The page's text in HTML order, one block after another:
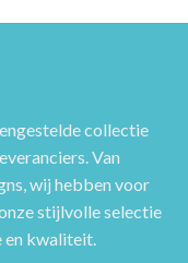
collectie
Van
wij hebben voor
stijlvolle selectie
en kwaliteit.